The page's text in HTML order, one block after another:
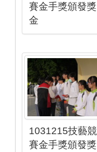
賽金手獎頒發獎
金
1031215技藝競
賽金手獎頒發獎